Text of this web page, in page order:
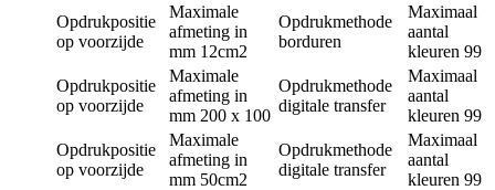
Opdrukpositie
op voorzijde
Maximale
afmeting in
mm 12cm2
Opdrukmethode
borduren
Maximaal
aantal
kleuren 99
Opdrukpositie
op voorzijde
Maximale
afmeting in
mm 200 x 100
Opdrukmethode
digitale transfer
Maximaal
aantal
kleuren 99
Opdrukpositie
op voorzijde
Maximale
afmeting in
mm 50cm2
Opdrukmethode
digitale transfer
Maximaal
aantal
kleuren 99